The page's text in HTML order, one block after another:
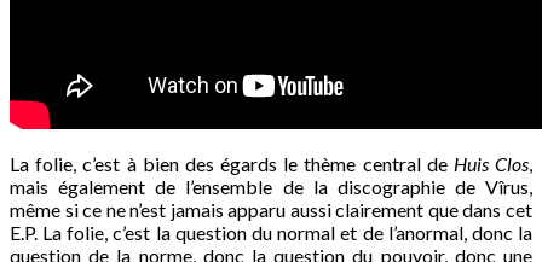
La folie, c’est à bien des égards le thème central de Huis Clos,
mais également de l’ensemble de la discographie de Vîrus,
même si ce ne n’est jamais apparu aussi clairement que dans cet
E.P. La folie, c’est la question du normal et de l’anormal, donc la
question de la norme, donc la question du pouvoir, donc une